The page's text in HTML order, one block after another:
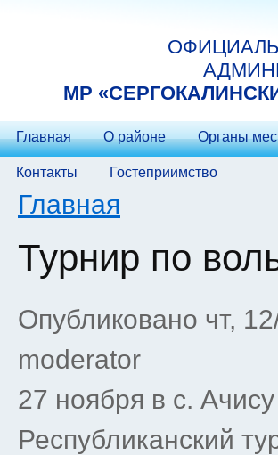
МP
Главная О районе Органы
Контакты Гостеприимство
Вы здесь
Главная
Турнир по
Опубликовано чт,
moderator
27 ноября в с.
Республиканский